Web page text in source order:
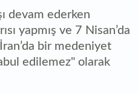
devam ederken
yapmış ve 7 Nisan’da
bir medeniyet
edilemez" olarak